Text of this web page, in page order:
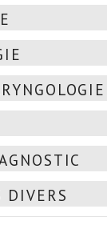
DIVERS